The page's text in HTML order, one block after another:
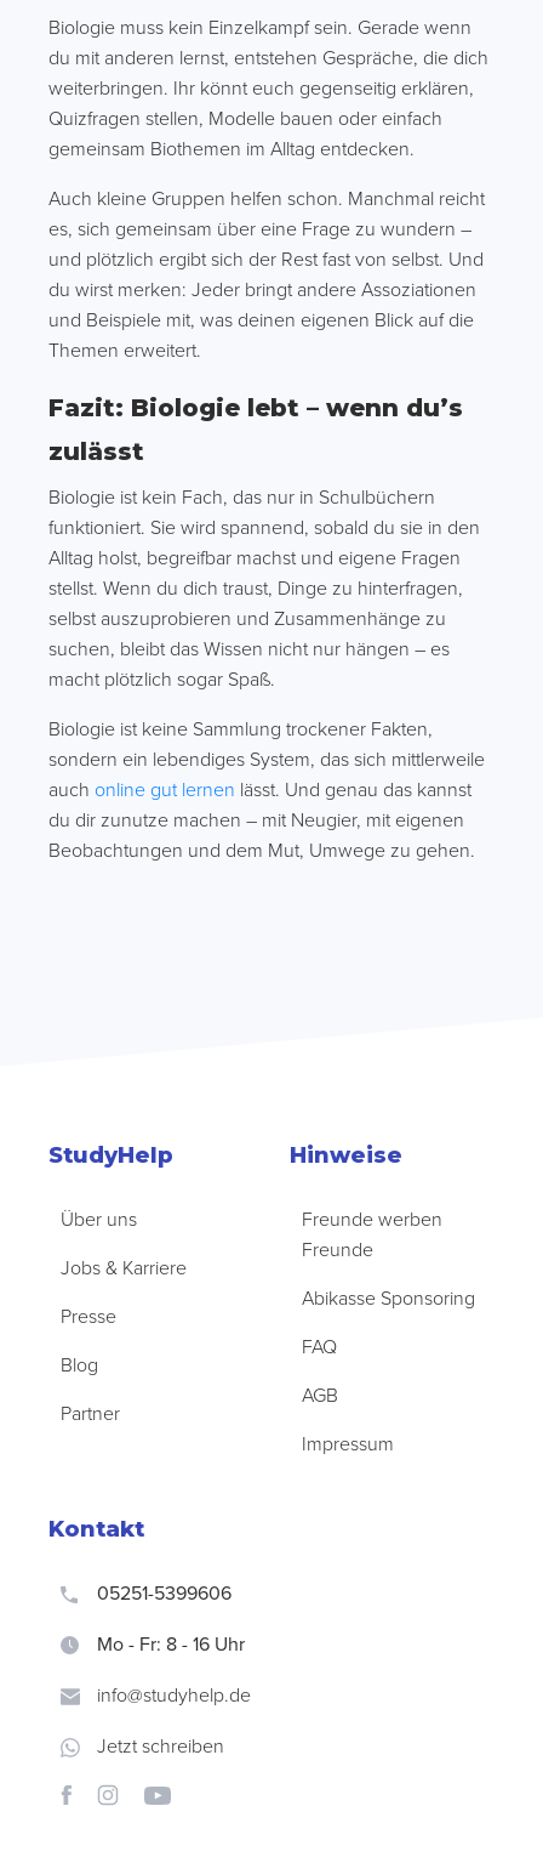
Biologie muss kein Einzelkampf sein. Gerade wenn
du mit anderen lernst, entstehen Gespräche, die dich
weiterbringen. Ihr könnt euch gegenseitig erklären,
Quizfragen stellen, Modelle bauen oder einfach
gemeinsam Biothemen im Alltag entdecken.
Auch kleine Gruppen helfen schon. Manchmal reicht
es, sich gemeinsam über eine Frage zu wundern –
und plötzlich ergibt sich der Rest fast von selbst. Und
du wirst merken: Jeder bringt andere Assoziationen
und Beispiele mit, was deinen eigenen Blick auf die
Themen erweitert.
Fazit: Biologie lebt – wenn du’s
zulässt
Biologie ist kein Fach, das nur in Schulbüchern
funktioniert. Sie wird spannend, sobald du sie in den
Alltag holst, begreifbar machst und eigene Fragen
stellst. Wenn du dich traust, Dinge zu hinterfragen,
selbst auszuprobieren und Zusammenhänge zu
suchen, bleibt das Wissen nicht nur hängen – es
macht plötzlich sogar Spaß.
Biologie ist keine Sammlung trockener Fakten,
sondern ein lebendiges System, das sich mittlerweile
auch online gut lernen lässt. Und genau das kannst
du dir zunutze machen – mit Neugier, mit eigenen
Beobachtungen und dem Mut, Umwege zu gehen.
StudyHelp
Über uns
Jobs & Karriere
Presse
Blog
Partner
Hinweise
Freunde werben
Freunde
Abikasse Sponsoring
FAQ
AGB
Impressum
Kontakt
05251-5399606
Mo - Fr: 8 - 16 Uhr
info@studyhelp.de
Jetzt schreiben